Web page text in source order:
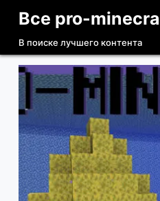
П
р
е
й
к
с
у
т
Все pro-
В поиске лучшего контента